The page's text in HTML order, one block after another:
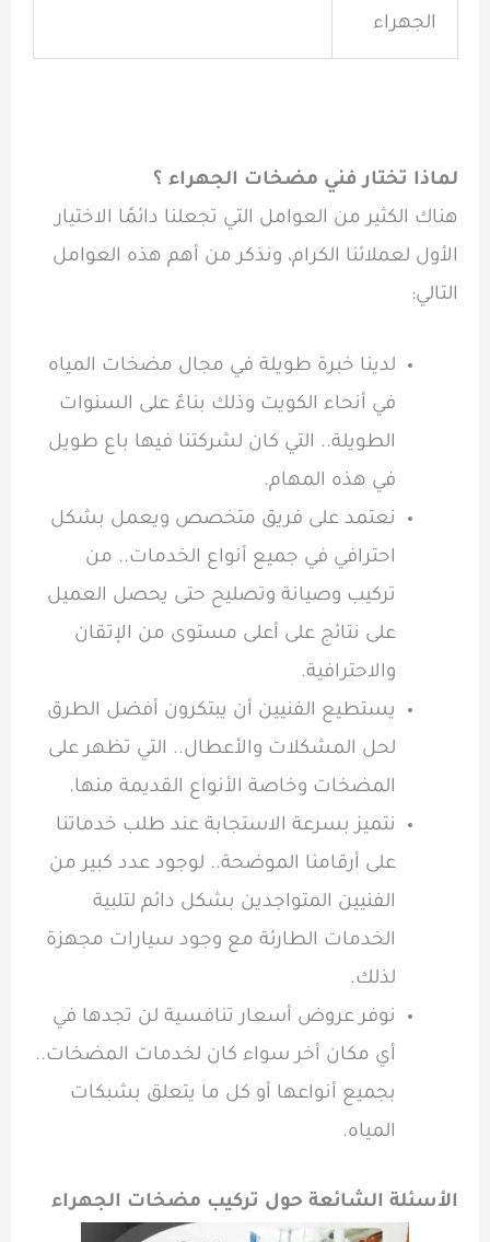
الجهراء
لماذا تختار فني مضخات الجهراء ؟
هناك الكثير من العوامل التي تجعلنا دائمًا الاختيار
الأول لعملائنا الكرام، ونذكر من أهم هذه العوامل
التالي:
لدينا خبرة طويلة في مجال مضخات المياه
في أنحاء الكويت وذلك بناءً على السنوات
الطويلة.. التي كان لشركتنا فيها باع طويل
في هذه المهام.
نعتمد على فريق متخصص ويعمل بشكل
احترافي في جميع أنواع الخدمات.. من
تركيب وصيانة وتصليح حتى يحصل العميل
على نتائج على أعلى مستوى من الإتقان
والاحترافية.
يستطيع الفنيين أن يبتكرون أفضل الطرق
لحل المشكلات والأعطال.. التي تظهر على
المضخات وخاصة الأنواع القديمة منها.
نتميز بسرعة الاستجابة عند طلب خدماتنا
على أرقامنا الموضحة.. لوجود عدد كبير من
الفنيين المتواجدين بشكل دائم لتلبية
الخدمات الطارئة مع وجود سيارات مجهزة
لذلك.
نوفر عروض أسعار تنافسية لن تجدها في
أي مكان أخر سواء كان لخدمات المضخات..
بجميع أنواعها أو كل ما يتعلق بشبكات
المياه.
الأسئلة الشائعة حول تركيب مضخات الجهراء